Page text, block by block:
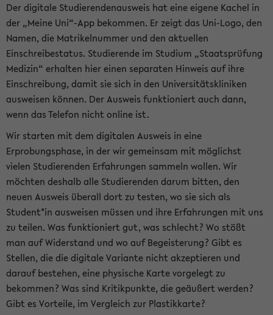
Der digitale Studierendenausweis hat eine eigene Kachel in
der „Meine Uni“-App bekommen. Er zeigt das Uni-Logo, den
Namen, die Matrikelnummer und den aktuellen
Einschreibestatus. Studierende im Studium „Staatsprüfung
Medizin“ erhalten hier einen separaten Hinweis auf ihre
Einschreibung, damit sie sich in den Universitätskliniken
ausweisen können. Der Ausweis funktioniert auch dann,
wenn das Telefon nicht online ist.
Wir starten mit dem digitalen Ausweis in eine
Erprobungsphase, in der wir gemeinsam mit möglichst
vielen Studierenden Erfahrungen sammeln wollen. Wir
möchten deshalb alle Studierenden darum bitten, den
neuen Ausweis überall dort zu testen, wo sie sich als
Student*in ausweisen müssen und ihre Erfahrungen mit uns
zu teilen. Was funktioniert gut, was schlecht? Wo stößt
man auf Widerstand und wo auf Begeisterung? Gibt es
Stellen, die die digitale Variante nicht akzeptieren und
darauf bestehen, eine physische Karte vorgelegt zu
bekommen? Was sind Kritikpunkte, die geäußert werden?
Gibt es Vorteile, im Vergleich zur Plastikkarte?